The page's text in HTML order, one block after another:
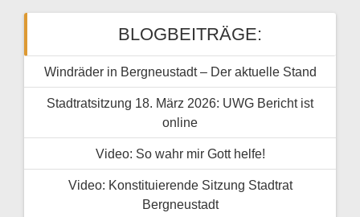
BLOGBEITRÄGE:
Windräder in Bergneustadt – Der aktuelle Stand
Stadtratsitzung 18. März 2026: UWG Bericht ist
online
Video: So wahr mir Gott helfe!
Video: Konstituierende Sitzung Stadtrat
Bergneustadt